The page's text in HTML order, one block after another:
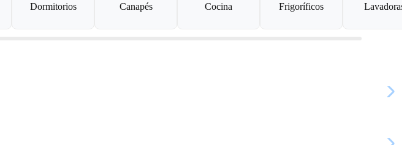
Dormitorios Canapés Cocina Frigoríficos Lavadoras